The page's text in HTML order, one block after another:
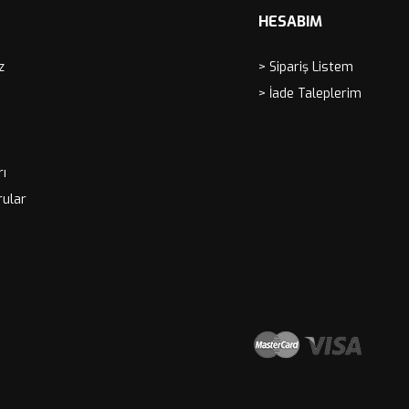
HESABIM
> Sipariş Listem
> İade Taleplerim